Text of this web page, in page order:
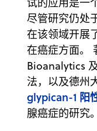
尽管研究仍处
在该领域开展
在癌症方面。
Bioanalytics
法，以及德州
glypican-1 阳
腺癌症的研究。